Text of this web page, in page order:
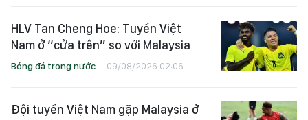
HLV Tan Cheng Hoe: Tuyển Việt
Nam ở “cửa trên” so với Malaysia
Bóng đá trong nước 09/08/2026 02:06
Đội tuyển Việt Nam gặp Malaysia ở